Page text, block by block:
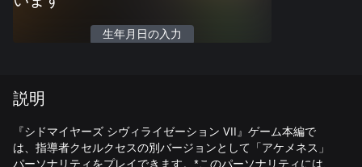
生年月日の入力
説明
『シドマイヤーズ シヴィライゼーション VII』ゲーム本編で
は、指導者クセルクセスの別バージョンとして「アケメネス」
パーソナリティをプレイできます。*このパーソナリティには、